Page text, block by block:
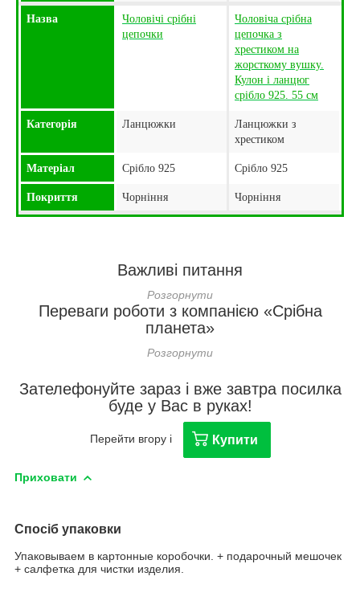
Назва
Чоловічі срібні
цепочки
Чоловіча срібна
цепочка з
хрестиком на
жорсткому вушку.
Кулон і ланцюг
срібло 925. 55 см
Категорія Ланцюжки
Ланцюжки з
хрестиком
Матеріал Срібло 925 Срібло 925
Покриття Чорніння Чорніння
Важливі питання
Переваги роботи з компанією «Срібна
планета»
Зателефонуйте зараз і вже завтра посилка
буде у Вас в руках!
Перейти вгору і Купити
Приховати
Спосіб упаковки
Упаковываем в картонные коробочки. + подарочный мешочек
+ салфетка для чистки изделия.